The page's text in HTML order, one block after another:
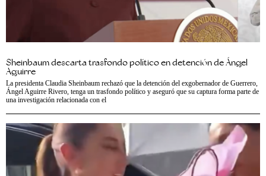
Sheinbaum descarta trasfondo político en detención de Ángel
Aguirre
La presidenta Claudia Sheinbaum rechazó que la detención del exgobernador de Guerrero,
Ángel Aguirre Rivero, tenga un trasfondo político y aseguró que su captura forma parte de
una investigación relacionada con el